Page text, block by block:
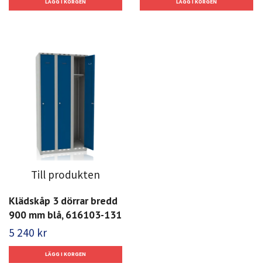
Till produkten
Klädskåp 3 dörrar bredd
900 mm blå, 616103-131
5 240 kr